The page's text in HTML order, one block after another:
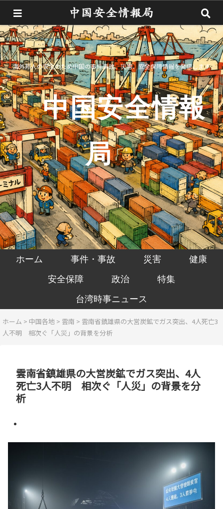
海外邦人の安全のため中国の事件事故、災害、安全保障情報を発信します
中国安全情報
局
ホーム 事件・事故 災害
健康
安全保障
政治
特集
台湾時事ニュース
ホーム > 中国各地 > 雲南 > 雲南省鎮雄県の大営炭鉱でガス突出、4人死亡3
人不明 相次ぐ「人災」の背景を分析
雲南省鎮雄県の大営炭鉱でガス突出、4人
死亡3人不明 相次ぐ「人災」の背景を分
析